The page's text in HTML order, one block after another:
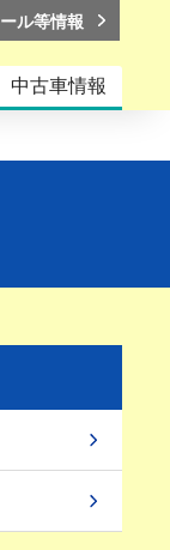
中古車情報
ル等情報